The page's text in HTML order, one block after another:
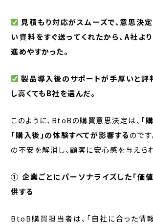
見積もり対応がスムーズで、意思決
い資料をすぐ送ってくれたから、A社よ
進めやすかった。
製品導入後のサポートが手厚いと評
し高くてもB社を選んだ。
このように、BtoBの購買意思決定は、 「
「購入後」の体験すべてが影響するので
の不安を解消し、顧客に安心感を与えら
① 企業ごとにパーソナライズした「価
供する
BtoB購買担当者は、「自社に合った情